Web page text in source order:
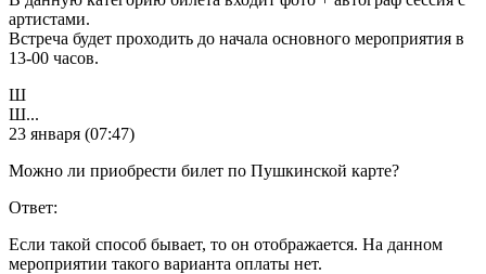
артистами.
Встреча будет проходить до начала основного мероприятия в
13-00 часов.
Ш
Ш...
23 января (07:47)
Можно ли приобрести билет по Пушкинской карте?
Ответ:
Если такой способ бывает, то он отображается. На данном
мероприятии такого варианта оплаты нет.